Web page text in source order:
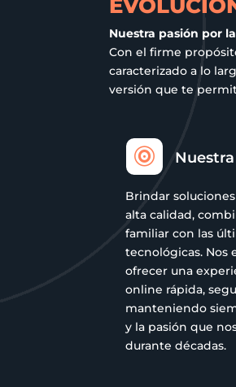
Nuestra pasión por
Con el firme
caracterizado a lo
versión que te

Brindar
alta calidad,
familiar con las
tecnológicas. Nos
ofrecer una
online rápida,
manteniendo
y la pasión que
durante décadas.